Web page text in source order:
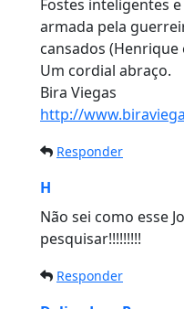
Fostes inteligentes
armada pela
cansados (Henrique
Um cordial abraço.
Bira Viegas
http://
Responder
H
Não sei como esse
pesquisar!!!!!!!!!
Responder